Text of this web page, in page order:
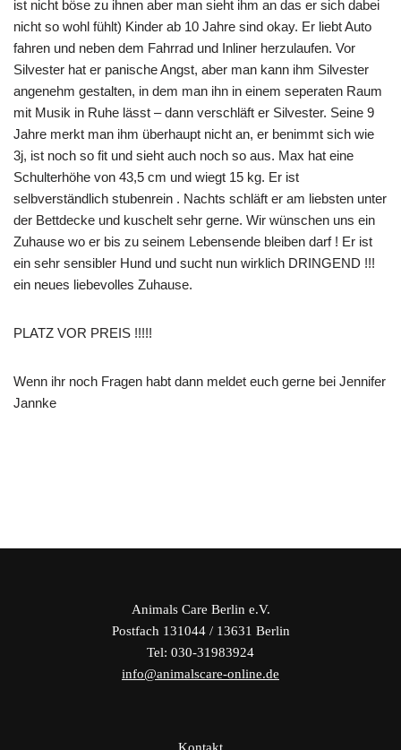
ist nicht böse zu ihnen aber man sieht ihm an das er sich dabei
nicht so wohl fühlt) Kinder ab 10 Jahre sind okay. Er liebt Auto
fahren und neben dem Fahrrad und Inliner herzulaufen. Vor
Silvester hat er panische Angst, aber man kann ihm Silvester
angenehm gestalten, in dem man ihn in einem seperaten Raum
mit Musik in Ruhe lässt – dann verschläft er Silvester. Seine 9
Jahre merkt man ihm überhaupt nicht an, er benimmt sich wie
3j, ist noch so fit und sieht auch noch so aus. Max hat eine
Schulterhöhe von 43,5 cm und wiegt 15 kg. Er ist
selbverständlich stubenrein . Nachts schläft er am liebsten unter
der Bettdecke und kuschelt sehr gerne. Wir wünschen uns ein
Zuhause wo er bis zu seinem Lebensende bleiben darf ! Er ist
ein sehr sensibler Hund und sucht nun wirklich DRINGEND !!!
ein neues liebevolles Zuhause.
PLATZ VOR PREIS !!!!!
Wenn ihr noch Fragen habt dann meldet euch gerne bei Jennifer
Jannke
Animals Care Berlin e.V.
Postfach 131044 / 13631 Berlin
Tel: 030-31983924
info@animalscare-online.de